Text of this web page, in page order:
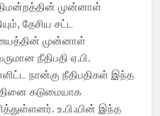
முன்னாள்
தேசிய சட்ட
முன்னாள்
நீதிபதி ஏ.பி.
நான்கு நீதிபதிகள் இந்த
கடுமையாக
உ.பி.யின் இந்த